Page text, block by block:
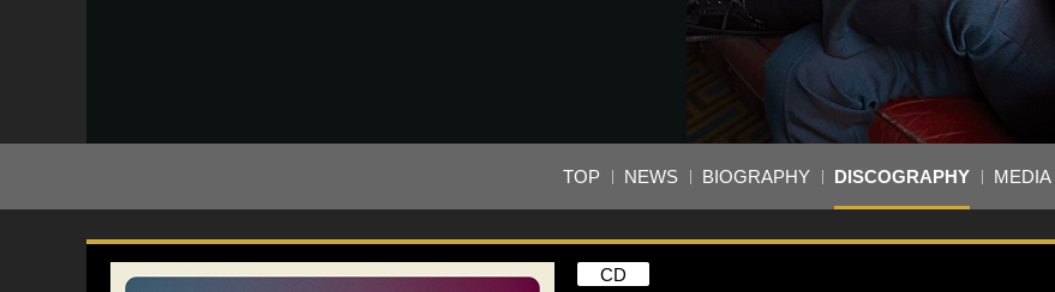
TOP NEWS BIOGRAPHY DISCOGRAPHY MEDIA
CD